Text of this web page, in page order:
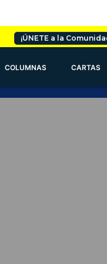
¡ÚNETE a la
COLUMNAS CARTAS